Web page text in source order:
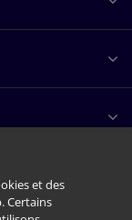
et des
Certains